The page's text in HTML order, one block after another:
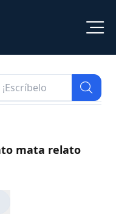
mata relato